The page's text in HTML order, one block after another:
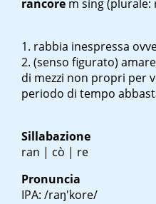
rancore m sing(plurale:
rabbia inespressa
(senso figurato)
di mezzi non propri per
periodo di tempo
Sillabazione
ran | cò | re
Pronuncia
IPA: /raŋ'kore/